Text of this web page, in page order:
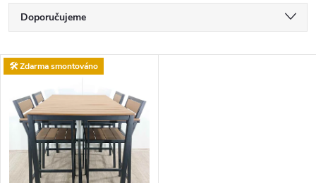
Ř
a
z
e
n
Doporučujeme
Nejdražší
Nejprodávanější
Abecedně
V
ý
p
🛠️ Zdarma smontováno